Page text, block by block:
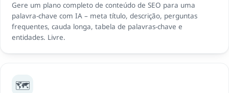
Gere um plano completo de conteúdo de SEO para uma
palavra-chave com IA – meta título, descrição, perguntas
frequentes, cauda longa, tabela de palavras-chave e
entidades. Livre.
🗺️